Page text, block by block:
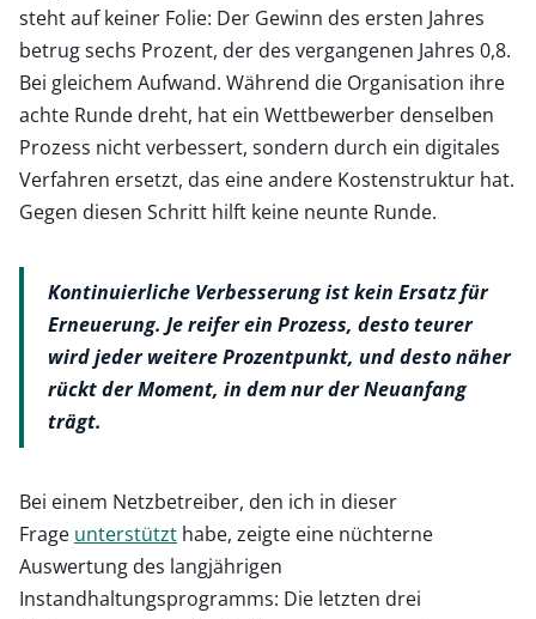
steht auf keiner Folie: Der Gewinn des ersten Jahres
betrug sechs Prozent, der des vergangenen Jahres 0,8.
Bei gleichem Aufwand. Während die Organisation ihre
achte Runde dreht, hat ein Wettbewerber denselben
Prozess nicht verbessert, sondern durch ein digitales
Verfahren ersetzt, das eine andere Kostenstruktur hat.
Gegen diesen Schritt hilft keine neunte Runde.
Kontinuierliche Verbesserung ist kein Ersatz für
Erneuerung. Je reifer ein Prozess, desto teurer
wird jeder weitere Prozentpunkt, und desto näher
rückt der Moment, in dem nur der Neuanfang
trägt.
Bei einem Netzbetreiber, den ich in dieser
Frage unterstützt habe, zeigte eine nüchterne
Auswertung des langjährigen
Instandhaltungsprogramms: Die letzten drei